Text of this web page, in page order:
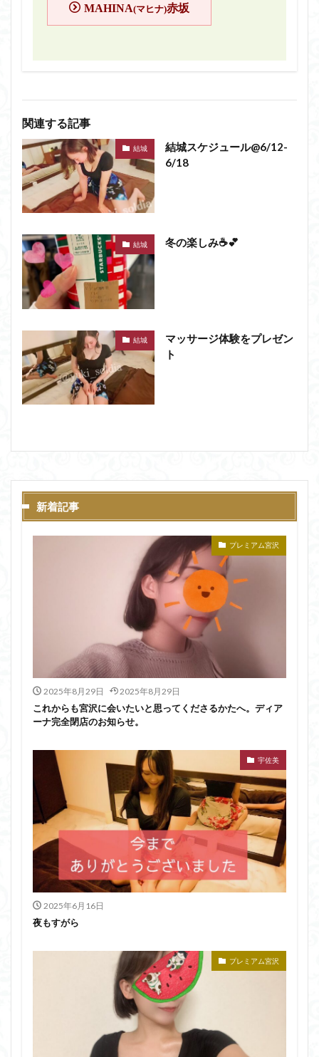
MAHINA(マヒナ)赤坂
関連する記事
結城
結城スケジュール@6/12-
6/18
結城 冬の楽しみ☕️💕
結城
マッサージ体験をプレゼン
ト
新着記事
プレミアム宮沢
2025年8月29日 2025年8月29日
これからも宮沢に会いたいと思ってくださるかたへ。ディア
ーナ完全閉店のお知らせ。
宇佐美
2025年6月16日
夜もすがら
プレミアム宮沢